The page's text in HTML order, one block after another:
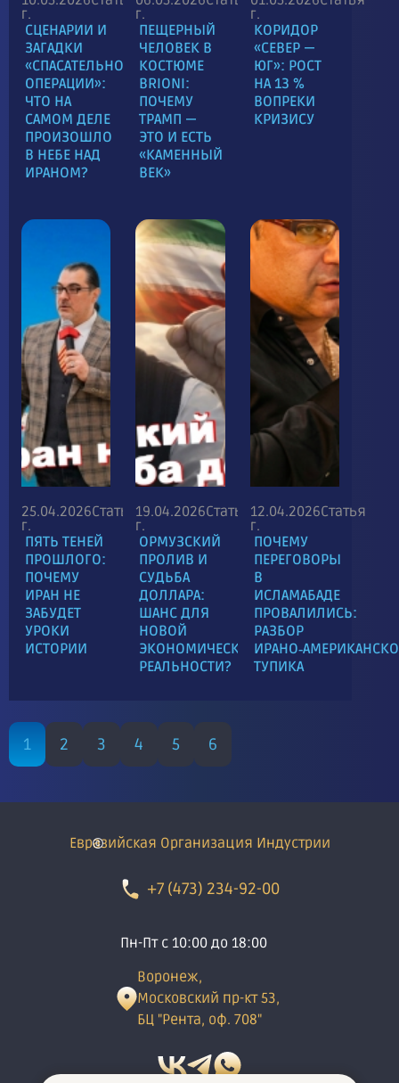
г.
СЦЕНАРИИ И
ЗАГАДКИ
«СПАСАТЕЛЬНОЙ
ОПЕРАЦИИ»:
ЧТО НА
САМОМ ДЕЛЕ
ПРОИЗОШЛО
В НЕБЕ НАД
ИРАНОМ?
г.
ПЕЩЕРНЫЙ
ЧЕЛОВЕК В
КОСТЮМЕ
BRIONI:
ПОЧЕМУ
ТРАМП —
ЭТО И ЕСТЬ
«КАМЕННЫЙ
ВЕК»
г.
КОРИДОР
«СЕВЕР —
ЮГ»: РОСТ
НА 13 %
ВОПРЕКИ
КРИЗИСУ
25.04.2026
г.
Статья
ПЯТЬ ТЕНЕЙ
ПРОШЛОГО:
ПОЧЕМУ
ИРАН НЕ
ЗАБУДЕТ
УРОКИ
ИСТОРИИ
19.04.2026
г.
Статья
ОРМУЗСКИЙ
ПРОЛИВ И
СУДЬБА
ДОЛЛАРА:
ШАНС ДЛЯ
НОВОЙ
ЭКОНОМИЧЕСКОЙ
РЕАЛЬНОСТИ?
12.04.2026
г.
Статья
ПОЧЕМУ
ПЕРЕГОВОРЫ
В
ИСЛАМАБАДЕ
ПРОВАЛИЛИСЬ:
РАЗБОР
ТУПИКА
1 2 3 4 5 6
Евразийская Организация Индустрии
+7 (473) 234-92-00
Пн-Пт с 10:00 до 18:00
Воронеж,
Московский пр-кт 53,
БЦ "Рента, оф. 708"